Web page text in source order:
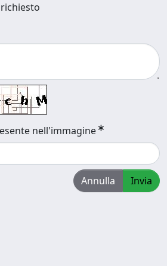
nell'immagine
Annulla Invia